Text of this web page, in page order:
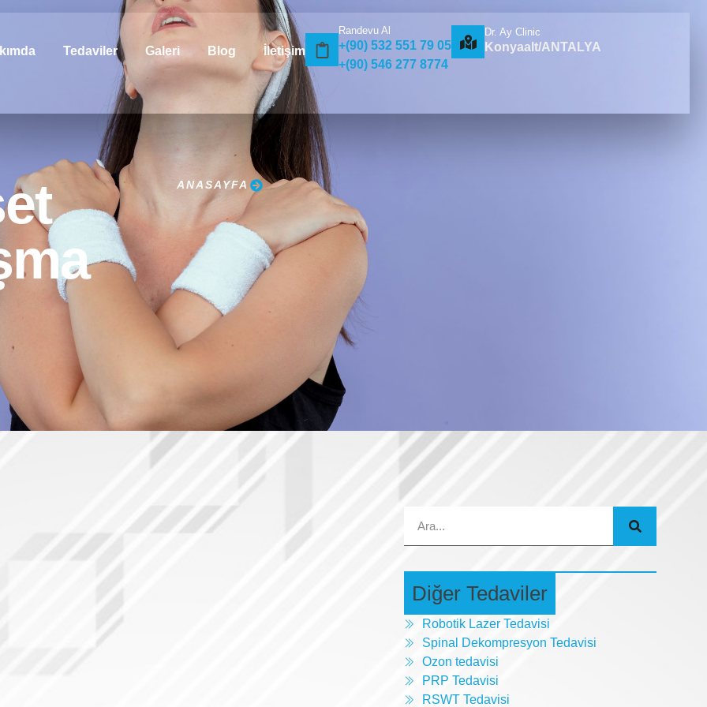
Tedaviler Galeri Blog İletişim
Randevu Al
+(90) 532 551 79 05
+(90) 546 277 8774
Dr. Ay Clinic
Konyaalt/ANTALYA
ANASAYFA
Diğer Tedaviler
Robotik Lazer Tedavisi
Spinal Dekompresyon Tedavisi
Ozon tedavisi
PRP Tedavisi
RSWT Tedavisi